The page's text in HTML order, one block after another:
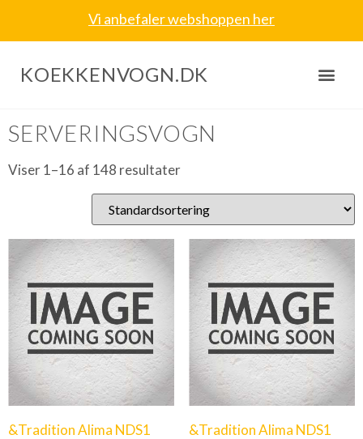
Vi anbefaler webshoppen her
KOEKKENVOGN.DK
SERVERINGSVOGN
Viser 1–16 af 148 resultater
&Tradition Alima NDS1
&Tradition Alima NDS1